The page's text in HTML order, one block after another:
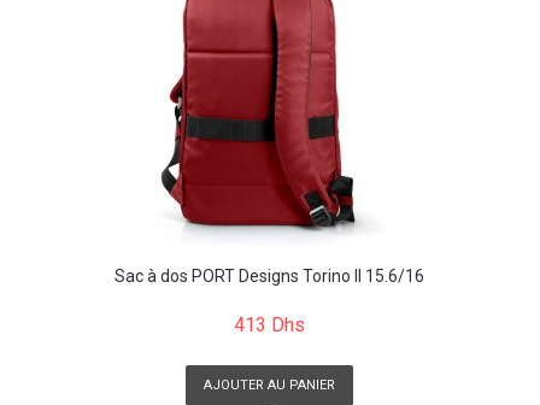
Sac à dos PORT Designs Torino II 15.6/16
413 Dhs
AJOUTER AU PANIER